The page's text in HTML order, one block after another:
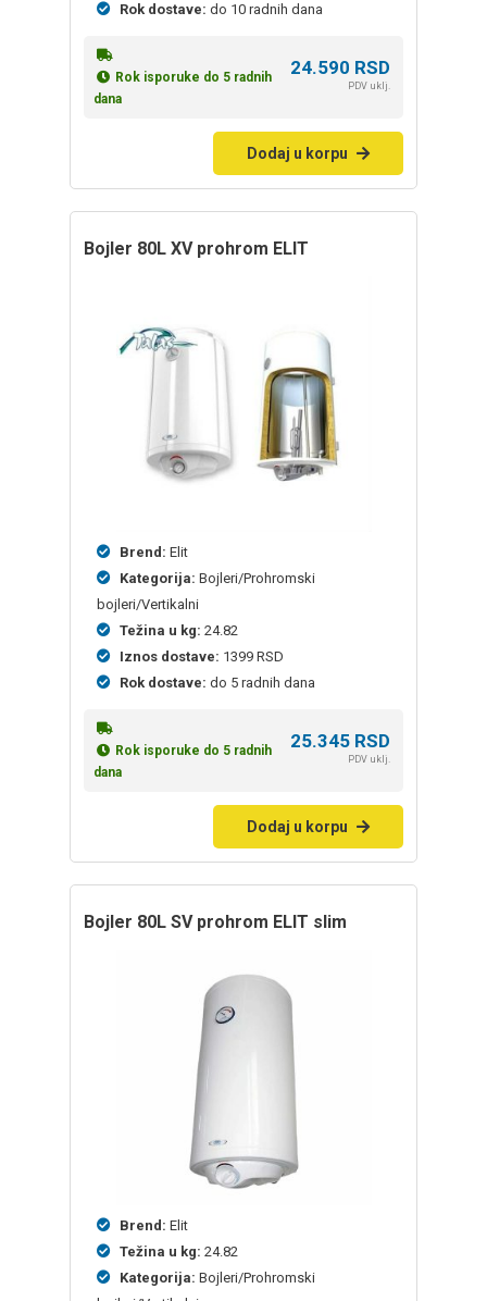
Rok dostave: do 10 radnih dana
Rok isporuke do 5 radnih
dana
24.590 RSD
PDV uklj.
Dodaj u korpu
bojler 80L XV prohrom ELIT
Brend: Elit
Kategorija: Bojleri/Prohromski
bojleri/Vertikalni
Težina u kg: 24.82
Iznos dostave: 1399 RSD
Rok dostave: do 5 radnih dana
Rok isporuke do 5 radnih
dana
25.345 RSD
PDV uklj.
Dodaj u korpu
bojler 80L SV prohrom ELIT slim
Brend: Elit
Težina u kg: 24.82
Kategorija: Bojleri/Prohromski